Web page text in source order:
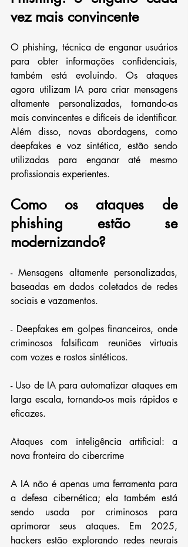
vez mais convincente
O phishing, técnica de enganar usuários
para obter informações confidenciais,
também está evoluindo. Os ataques
agora utilizam IA para criar mensagens
altamente personalizadas, tornando-as
mais convincentes e difíceis de identificar.
Além disso, novas abordagens, como
deepfakes e voz sintética, estão sendo
utilizadas para enganar até mesmo
profissionais experientes.
Como os ataques de
phishing estão se
modernizando?
- Mensagens altamente personalizadas,
baseadas em dados coletados de redes
sociais e vazamentos.
- Deepfakes em golpes financeiros, onde
criminosos falsificam reuniões virtuais
com vozes e rostos sintéticos.
- Uso de IA para automatizar ataques em
larga escala, tornando-os mais rápidos e
eficazes.
Ataques com inteligência artificial: a
nova fronteira do cibercrime
A IA não é apenas uma ferramenta para
a defesa cibernética; ela também está
sendo usada por criminosos para
aprimorar seus ataques. Em 2025,
hackers estão explorando redes neurais